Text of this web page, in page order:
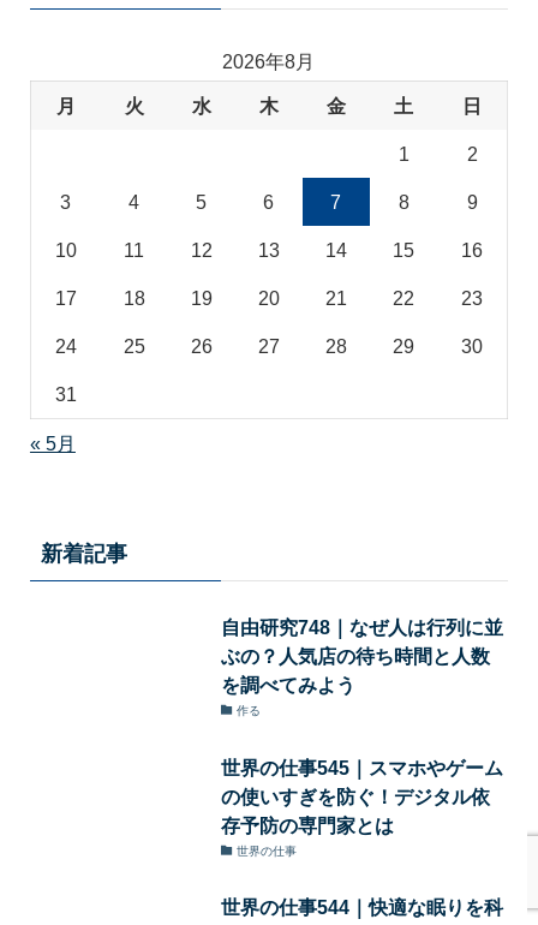
2026年8月
月 火 水 木 金 土 日
1 2
3 4 5 6 7 8 9
10 11 12 13 14 15 16
17 18 19 20 21 22 23
24 25 26 27 28 29 30
31
« 5月
新着記事
自由研究748｜なぜ人は行列に並
ぶの？人気店の待ち時間と人数
を調べてみよう
作る
世界の仕事545｜スマホやゲーム
の使いすぎを防ぐ！デジタル依
存予防の専門家とは
世界の仕事
世界の仕事544｜快適な眠りを科